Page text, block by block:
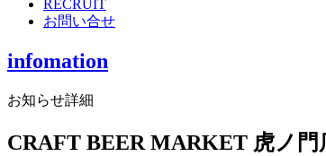
RECRUIT
お問い合せ
infomation
お知らせ詳細
CRAFT BEER MARKET 虎ノ